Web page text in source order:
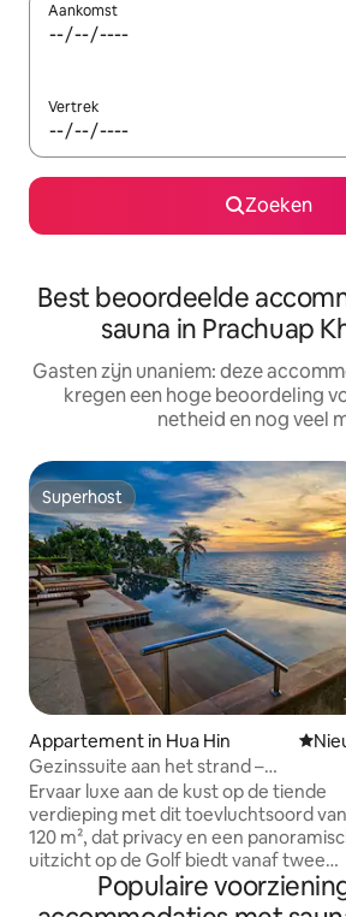
Aankomst
Vertrek
Zoeken
Best beoordeelde
sauna in Prachuap
Gasten zijn unaniem: deze
kregen een hoge beoordeling
netheid en nog veel
Superhost
Superhost
Appartement in Hua Hin
Gezinssuite aan het strand –
Ongeëvenaard uitzicht op de oceaan
Ervaar luxe aan de kust op de tiende
verdieping met dit toevluchtsoord van
120 m², dat privacy en een
uitzicht op de Golf biedt vanaf twee
balkons. ​• Ruim: twee bedden, twee
badkamers, grote woonkamer en
Populaire